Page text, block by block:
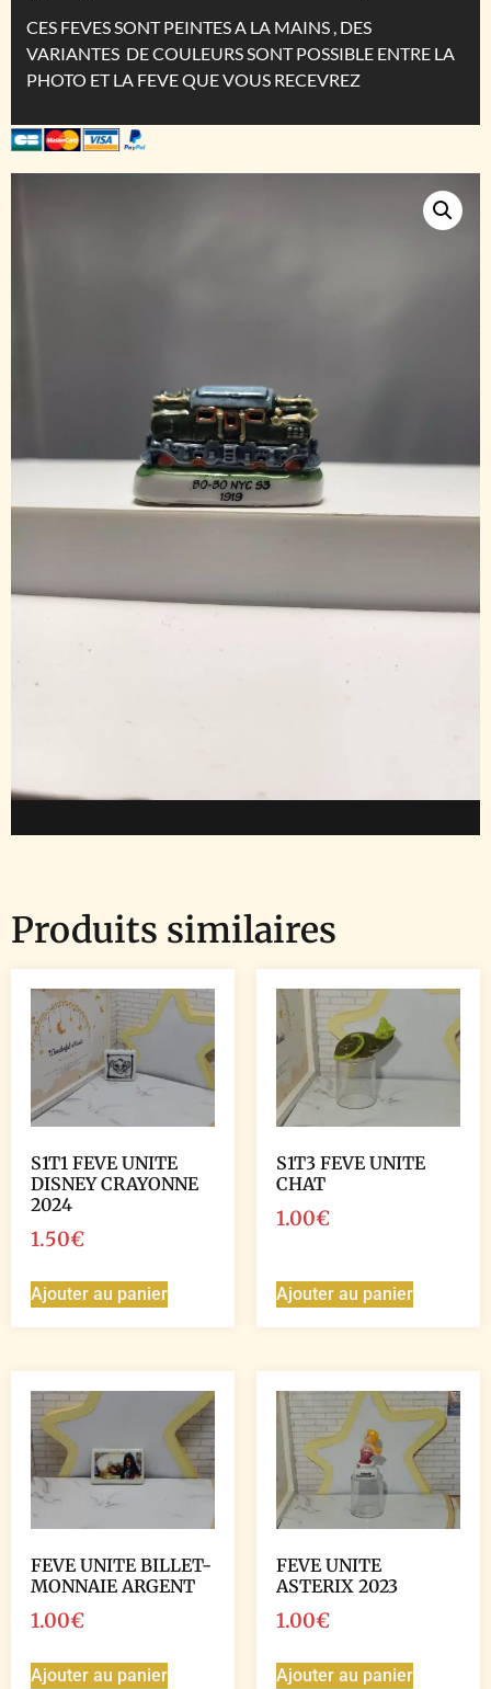
CES FEVES SONT PEINTES A LA MAINS , DES
VARIANTES DE COULEURS SONT POSSIBLE ENTRE LA
PHOTO ET LA FEVE QUE VOUS RECEVREZ
Produits similaires
S1T1 FEVE UNITE
DISNEY CRAYONNE
2024
1.50€
Ajouter au panier
S1T3 FEVE UNITE
CHAT
1.00€
Ajouter au panier
FEVE UNITE BILLET-
MONNAIE ARGENT
1.00€
Ajouter au panier
FEVE UNITE
ASTERIX 2023
1.00€
Ajouter au panier